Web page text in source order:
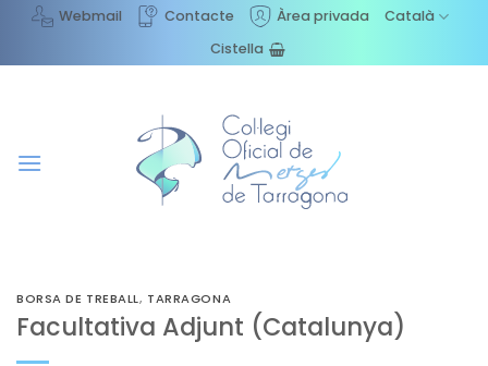
content
Webmail Contacte Àrea privada
Català
Cistella
BORSA DE TREBALL, TARRAGONA
Facultativa Adjunt (Catalunya)